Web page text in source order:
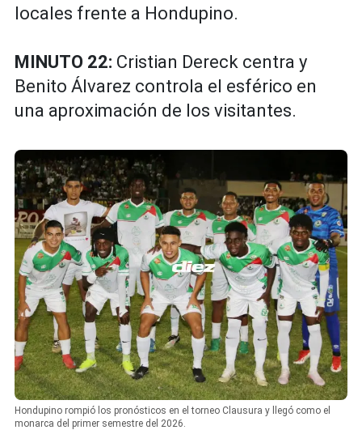
locales frente a Hondupino.
MINUTO 22: Cristian Dereck centra y
Benito Álvarez controla el esférico en
una aproximación de los visitantes.
Hondupino rompió los pronósticos en el torneo Clausura y llegó como el
monarca del primer semestre del 2026.